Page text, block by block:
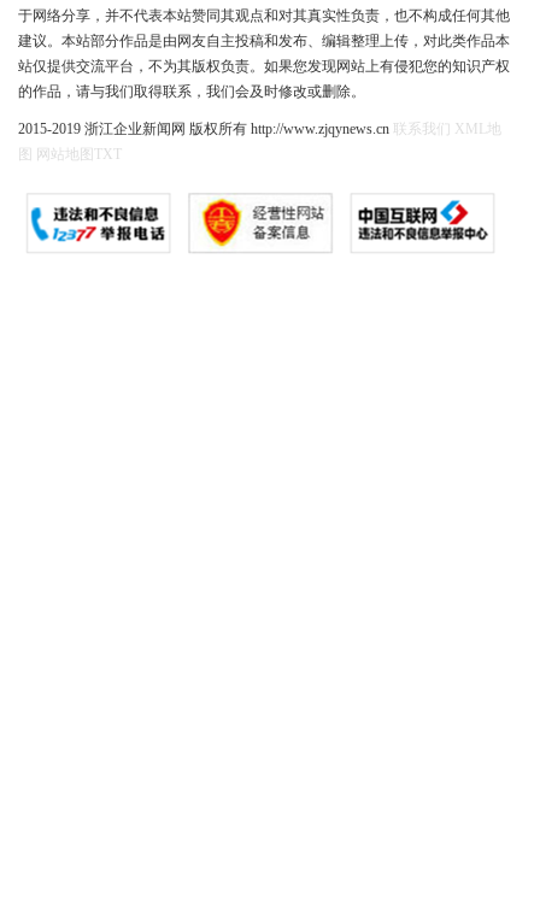
于网络分享，并不代表本站赞同其观点和对其真实性负责，也不构成任何其他
建议。本站部分作品是由网友自主投稿和发布、编辑整理上传，对此类作品本
站仅提供交流平台，不为其版权负责。如果您发现网站上有侵犯您的知识产权
的作品，请与我们取得联系，我们会及时修改或删除。
2015-2019 浙江企业新闻网 版权所有 http://www.zjqynews.cn 联系我们
XML地
图
网站地图 TXT